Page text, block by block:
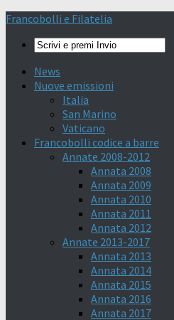
Francobolli e Filatelia
News
Nuove emissioni
Italia
San Marino
Vaticano
Francobolli codice a barre
Annate 2008-2012
Annata 2008
Annata 2009
Annata 2010
Annata 2011
Annata 2012
Annate 2013-2017
Annata 2013
Annata 2014
Annata 2015
Annata 2016
Annata 2017